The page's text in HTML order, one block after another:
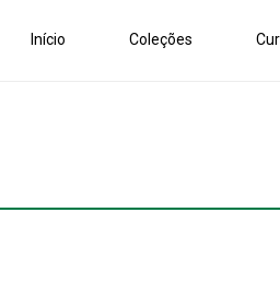
Início Coleções